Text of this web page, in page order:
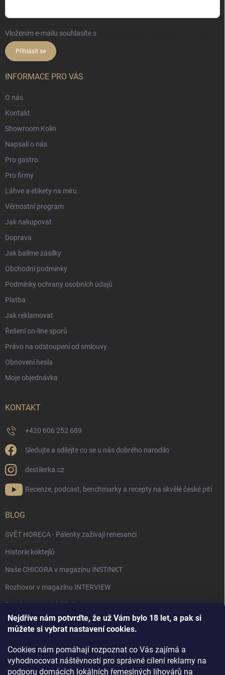
Nejdříve nám potvrďte, že už Vám bylo 18 let, a pak si
můžete si vybrat nastavení cookies.
Cookies nám pomáhají rozpoznat co Vás zajímá a
vyhodnocovat náštěvnosti pro správné cílení reklamy na
podporu domácích lokálních řemeslných lihovárů na
Vložením e-mailu souhlasíte s
Přihlásit se
INFORMACE PRO VÁS
O nás
Kontakt
Showroom Kolín
Napsali o nás
Pro gastro
Pro firmy
Láhve a etikety na míru
Věrnostní program
Jak nakupovat
Doprava
Jak balíme zásilky
Obchodní podmínky
Podmínky ochrany osobních údajů
Platba
Jak reklamovat
Řešení on-line sporů
Právo na odstoupení od smlouvy
Obnovení hesla
Moje objednávka
KONTAKT
+420 606 252 689
Sledujte a sdílejte co se u nás dobrého narodilo
destilerka.cz
Recenze, podcast, benchmarky a recepty na skvělé české pití
BLOG
SVĚT HORECA - Pálenky zažívají renesanci
Historie koktejlů
Naše CHICORA v magazínu INSTINKT
Rozhovor v magazínu INTERVIEW
Bourbon, americká krása.
Napsali v TÝDNU o naší práci
Rozhovor s DESTILERKA.CZ v magazínu DRINKING-CAT